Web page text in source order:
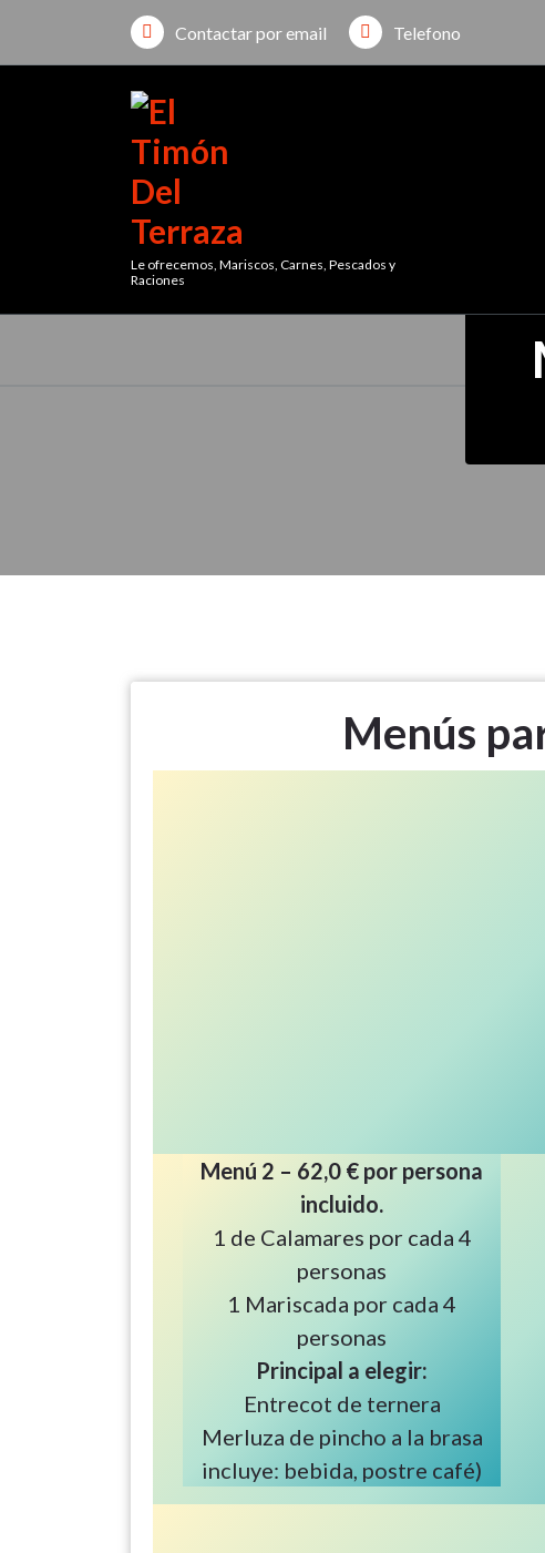
content
Contactar por email Telefono
Le ofrecemos, Mariscos, Carnes, Pescados y
Raciones
Menús
Menú 2 – 62,0 € por persona
incluido.
1 de Calamares por cada 4
personas
1 Mariscada por cada 4
personas
Principal a elegir:
Entrecot de ternera
Merluza de pincho a la brasa
incluye: bebida, postre café)